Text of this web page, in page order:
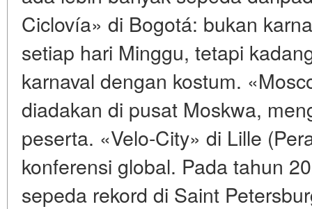
Ciclovía» di Bogotá: bukan
setiap hari Minggu, tetapi
karnaval dengan kostum.
diadakan di pusat Moskwa,
peserta. «Velo-City» di Lille
konferensi global. Pada tahun
sepeda rekord di Saint